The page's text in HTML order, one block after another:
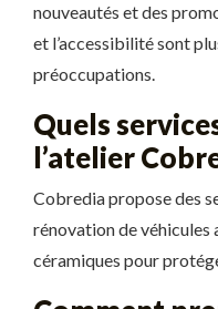
nouveautés et des
et l’accessibilité sont
préoccupations.
Quels
l’atelier
Cobredia propose des
rénovation de véhicules
céramiques pour